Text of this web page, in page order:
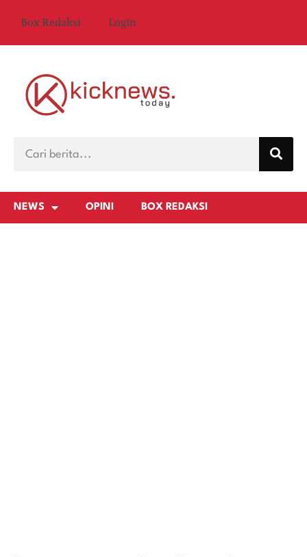
Box Redaksi Login
NEWS OPINI BOX REDAKSI